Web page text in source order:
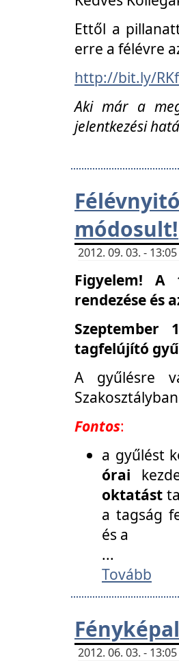
Ettől a
erre a félévre
http://bit.ly/
Aki már a
jelentkezési
módosult!
2012. 09. 03. -
Figyelem! A
rendezése és
Szeptember
tagfelújító
A gyűlésre
Fontos:
a gyűlést
órai
oktatást
a tagság
és a
...
Tovább
2012. 06. 03. -